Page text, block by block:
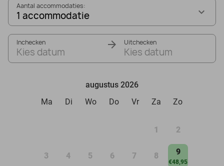
Aantal accommodaties:
1 accommodatie
Inchecken
Kies datum
Uitchecken
Kies datum
augustus 2026
Ma
Di Wo Do Vr Za Zo
1 2
3 4 5 6 7 8 9
€48,95